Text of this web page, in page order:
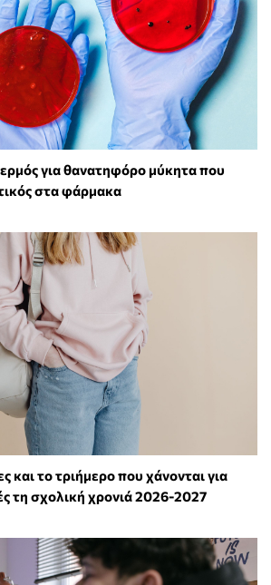
για θανατηφόρο μύκητα που
στα φάρμακα
και το τριήμερο που χάνονται για
τη σχολική χρονιά 2026-2027